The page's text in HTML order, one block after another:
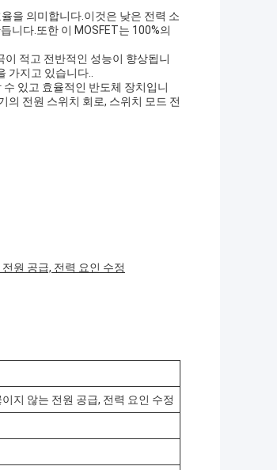
을 의미합니다.이것은 낮은 전력 소
니다.또한 이 MOSFET는 100%의
적고 전반적인 성능이 향상됩니
가지고 있습니다..
있고 효율적인 반도체 장치입니
의 전원 스위치 회로, 스위치 모드 전
원 공급, 전력 요인 수정
지 않는 전원 공급, 전력 요인 수정